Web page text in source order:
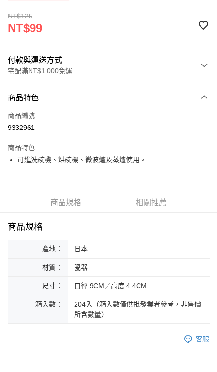
NT$125
NT$99
付款與運送方式
宅配滿NT$1,000免運
信用卡一次付款
LINE Pay
街口支付
黑貓本島宅配
每筆NT$200，滿NT$1,000(含以上)免運費
黑貓外島宅配
商品特色
商品編號
9332961
商品特色
可進洗碗機、烘碗機、微波爐及蒸爐使用。
商品規格 相關推薦
商品規格
產地： 日本
材質： 瓷器
尺寸： 口徑 9CM／高度 4.4CM
箱入數：
204入（箱入數僅供批發業者參考，非售價
所含數量）
客服